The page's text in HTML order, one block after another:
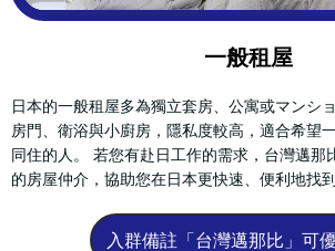
一般租屋
日本的一般租屋多為獨立套房、公寓或マンシ
房門、衛浴與小廚房，隱私度較高，適合希望
同住的人。 若您有赴日工作的需求，台灣邁那
的房屋仲介，協助您在日本更快速、便利地找到
入群備註「台灣邁那比」可